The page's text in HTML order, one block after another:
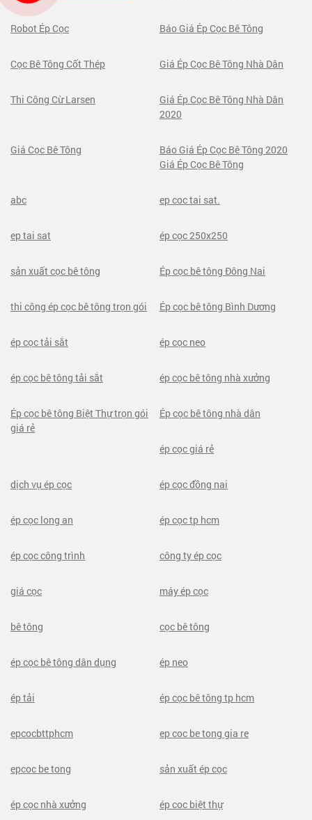
Robot Ép Cọc Báo Giá Ép Cọc Bê Tông
Cọc Bê Tông Cốt Thép Giá Ép Cọc Bê Tông Nhà Dân
Thi Công Cừ Larsen
Giá Ép Cọc Bê Tông Nhà Dân
2020
Giá Cọc Bê Tông
Báo Giá Ép Cọc Bê Tông 2020
Giá Ép Cọc Bê Tông
abc ep coc tai sat.
ep tai sat ép cọc 250x250
sản xuất cọc bê tông Ép cọc bê tông Đông Nai
thi công ép cọc bê tông trọn gói Ép cọc bê tông Bình Dương
ép cọc tải sắt ép cọc neo
ép cọc bê tông tải sắt ép cọc bê tông nhà xưởng
Ép cọc bê tông Biệt Thự trọn gói
giá rẻ
Ép cọc bê tông nhà dân
ép cọc giá rẻ
dịch vụ ép cọc ép cọc đồng nai
ép cọc long an ép cọc tp hcm
ép cọc công trình công ty ép cọc
giá cọc máy ép cọc
bê tông cọc bê tông
ép cọc bê tông dân dụng ép neo
ép tải ép cọc bê tông tp hcm
epcocbttphcm ep coc be tong gia re
epcoc be tong sản xuất ép cọc
ép cọc nhà xưởng ép coc biệt thự